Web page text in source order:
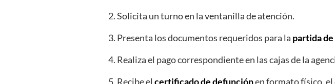
Solicita un turno en la ventanilla de atención.
Presenta los documentos requeridos para la partida
Realiza el pago correspondiente en las cajas de la
Recibe el certificado de defunciónen formato físico, el